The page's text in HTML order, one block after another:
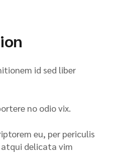
id sed liber
no odio vix.
eu, per periculis
delicata vim